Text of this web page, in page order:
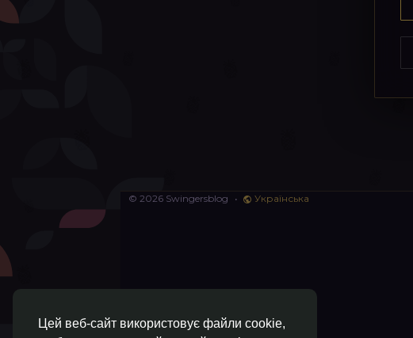
Цей веб-сайт використовує файли cookie,
© 2026 Swingersblog • Українська